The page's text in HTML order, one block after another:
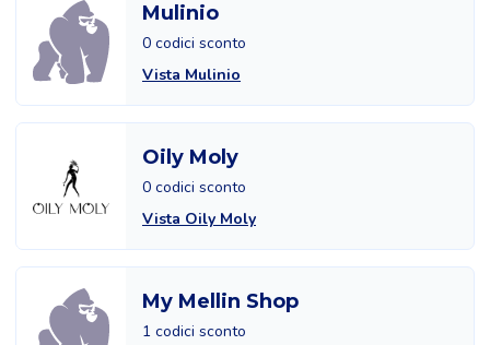
Mulinio
0 codici sconto
Vista Mulinio
Oily Moly
0 codici sconto
Vista Oily Moly
My Mellin Shop
1 codici sconto